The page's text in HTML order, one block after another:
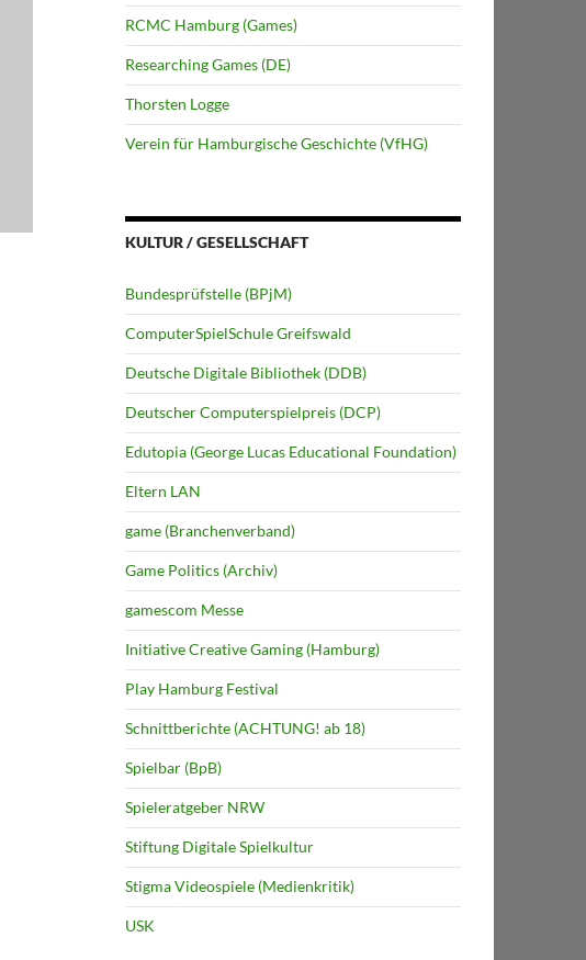
RCMC Hamburg (Games)
Researching Games (DE)
Thorsten Logge
Verein für Hamburgische Geschichte (VfHG)
KULTUR / GESELLSCHAFT
Bundesprüfstelle (BPjM)
ComputerSpielSchule Greifswald
Deutsche Digitale Bibliothek (DDB)
Deutscher Computerspielpreis (DCP)
Edutopia (George Lucas Educational Foundation)
Eltern LAN
game (Branchenverband)
Game Politics (Archiv)
gamescom Messe
Initiative Creative Gaming (Hamburg)
Play Hamburg Festival
Schnittberichte (ACHTUNG! ab 18)
Spielbar (BpB)
Spieleratgeber NRW
Stiftung Digitale Spielkultur
Stigma Videospiele (Medienkritik)
USK